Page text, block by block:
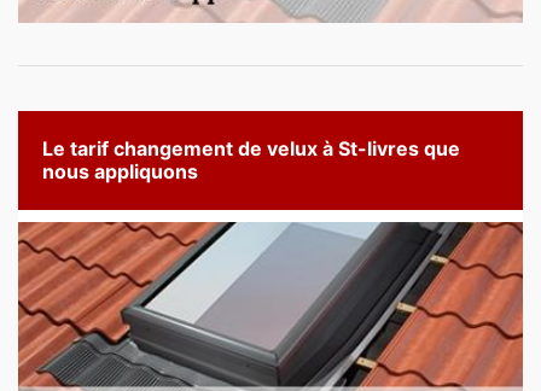
Le tarif changement de velux à St-livres que
nous appliquons